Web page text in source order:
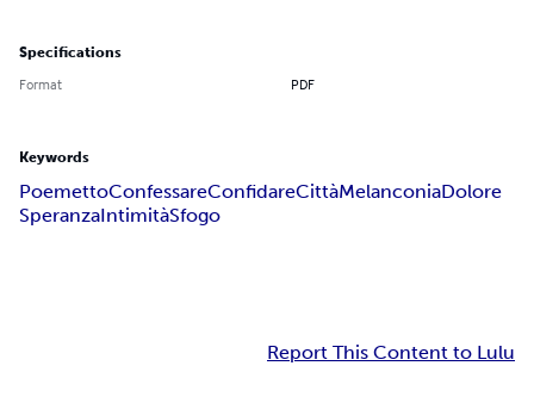
Specifications
Format PDF
Keywords
PoemettoConfessareConfidareCittàMelanconiaDolore
SperanzaIntimitàSfogo
Report This Content to Lulu